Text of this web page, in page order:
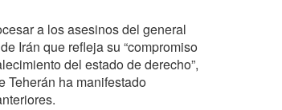
a los asesinos del general
Irán que refleja su “compromiso
del estado de derecho”,
Teherán ha manifestado